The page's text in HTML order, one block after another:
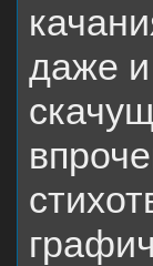
даже и